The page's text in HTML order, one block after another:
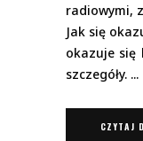
radiowymi,
Jak się
okazuje się
szczegóły.
CZYTAJ